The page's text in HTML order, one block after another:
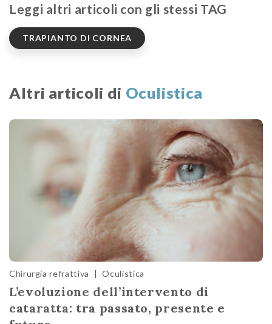
Leggi altri articoli con gli stessi TAG
TRAPIANTO DI CORNEA
Altri articoli di Oculistica
Chirurgia refrattiva | Oculistica
L’evoluzione dell’intervento di
cataratta: tra passato, presente e